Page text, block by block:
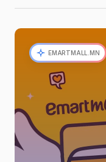
EMARTMALL.MN